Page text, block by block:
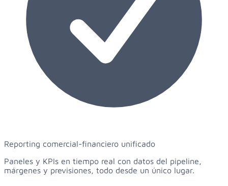
Reporting comercial-financiero unificado
Paneles y KPIs en tiempo real con datos del pipeline,
márgenes y previsiones, todo desde un único lugar.